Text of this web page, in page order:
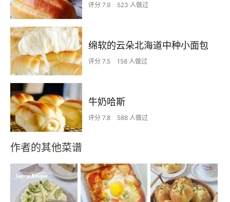
评分 7.9 523 人做过
绵软的云朵北海道中种小面包
评分 7.5 158 人做过
牛奶哈斯
评分 7.8 588 人做过
作者的其他菜谱